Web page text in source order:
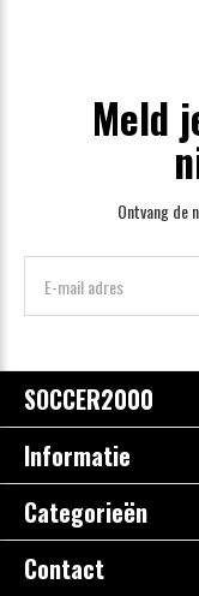
Meld
Ontvang de
SOCCER2000
Informatie
Categorieën
Contact